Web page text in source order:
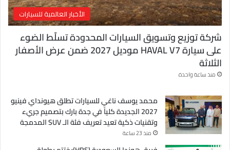
الأخبار العالمية للسيارات
شركة توزيع وتسويق السيارات المحدودة تسلّط الضوء
على سيارة HAVAL V7 موديل 2027 ضمن عرض الأصفار
الثلاثة
منذ ساعة واحدة
محمد يوسف ناغي للسيارات تطلق هيونداي فينيو
2027 الجديدة كلياً في جدة بارك بتصميم جريء
وتقنيات ذكية تعيد تعريف فئة الـ SUV المدمجة
منذ 23 ساعة